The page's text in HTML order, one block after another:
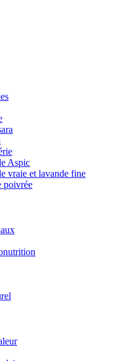
Aspic
vraie et lavande fine
poivrée